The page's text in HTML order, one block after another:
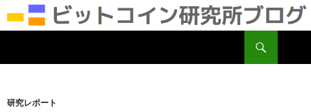
ン
研究レポート